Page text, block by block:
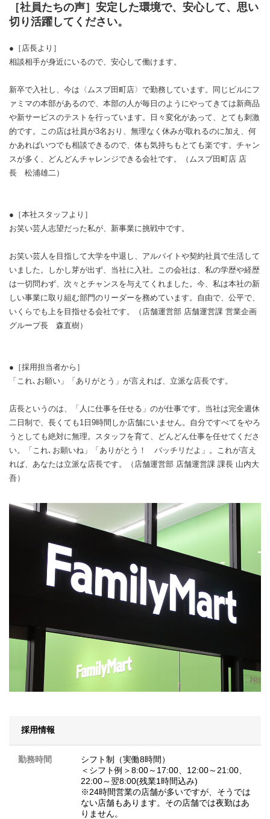
［社員たちの声］安定した環境で、安心して、思い
切り活躍してください。
●［店長より］
相談相手が身近にいるので、安心して働けます。
新卒で入社し、今は〈ムスブ田町店〉で勤務しています。同じビルにフ
ァミマの本部があるので、本部の人が毎日のようにやってきては新商品
や新サービスのテストを行っています。日々変化があって、とても刺激
的です。この店は社員が3名おり、無理なく休みが取れるのに加え、何
かあればいつでも相談できるので、体も気持ちもとても楽です。チャン
スが多く、どんどんチャレンジできる会社です。（ムスブ田町店 店
長 松浦雄二）
●［本社スタッフより］
お笑い芸人志望だった私が、新事業に挑戦中です。
お笑い芸人を目指して大学を中退し、アルバイトや契約社員で生活して
いました。しかし芽が出ず、当社に入社。この会社は、私の学歴や経歴
は一切問わず、次々とチャンスを与えてくれました。今、私は本社の新
しい事業に取り組む部門のリーダーを務めています。自由で、公平で、
いくらでも上を目指せる会社です。（店舗運営部 店舗運営課 営業企画
グループ長 森直樹）
●［採用担当者から］
「これ､お願い」「ありがとう」が言えれば、立派な店長です。
店長というのは、「人に仕事を任せる」のが仕事です。当社は完全週休
二日制で、長くても1日9時間しか店舗にいません。自分ですべてをやろ
うとしても絶対に無理。スタッフを育て、どんどん仕事を任せてくださ
い。「これ､お願いね」「ありがとう！ バッチリだよ」。これが言え
れば、あなたは立派な店長です。（店舗運営部 店舗運営課 課長 山内大
吾）
採用情報
勤務時間
シフト制（実働8時間）
＜シフト例＞8:00～17:00、12:00～21:00、
22:00～翌8:00(残業1時間込み)
※24時間営業の店舗が多いですが、そうでは
ない店舗もあります。その店舗では夜勤はあ
りません。